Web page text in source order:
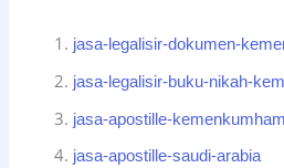
jasa-legalisir-dokumen-
jasa-legalisir-buku-nikah-
jasa-apostille-kemenkumham
jasa-apostille-saudi-arabia